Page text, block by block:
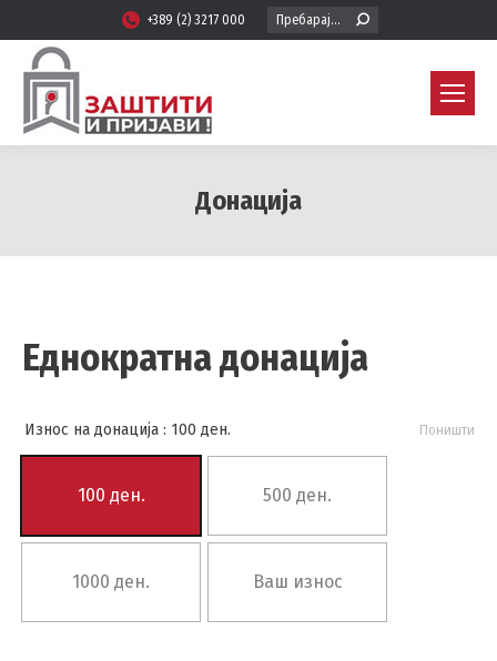
+389 (2) 3217 000 Search:
Донација
Еднократна донација
Износ на донација : 100 ден.
100 ден. 500 ден.
1000 ден. Ваш износ
Поништи